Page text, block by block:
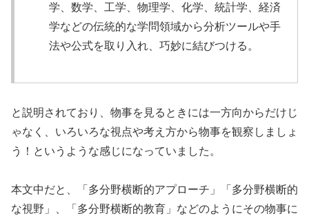
学、数学、工学、物理学、化学、統計学、経済
学などの伝統的な学問領域から分析ツールや手
法や公式を取り入れ、巧妙に結びつける。
と説明されており、物事を見るときには一方向からだけじ
ゃなく、いろいろな視点や考え方から物事を観察しましょ
う！というような感じになっていました。
本文中だと、「多分野横断的アプローチ」「多分野横断的
な視野」、「多分野横断的教育」などのようにその物事に